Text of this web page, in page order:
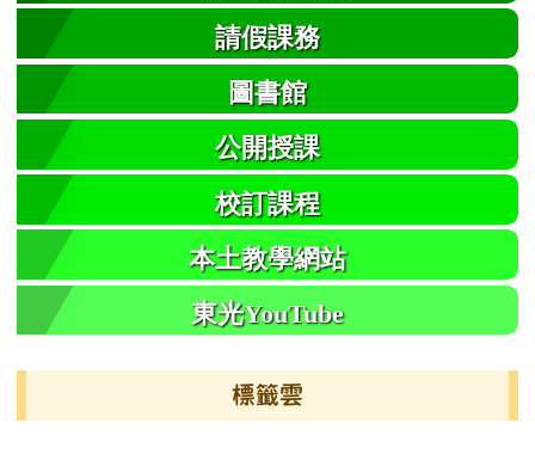
請假課務
圖書館
公開授課
校訂課程
本土教學網站
東光YouTube
標籤雲